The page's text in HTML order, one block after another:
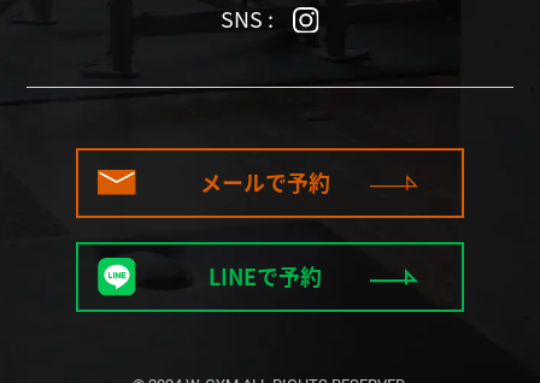
SNS :
メールで予約
LINEで予約